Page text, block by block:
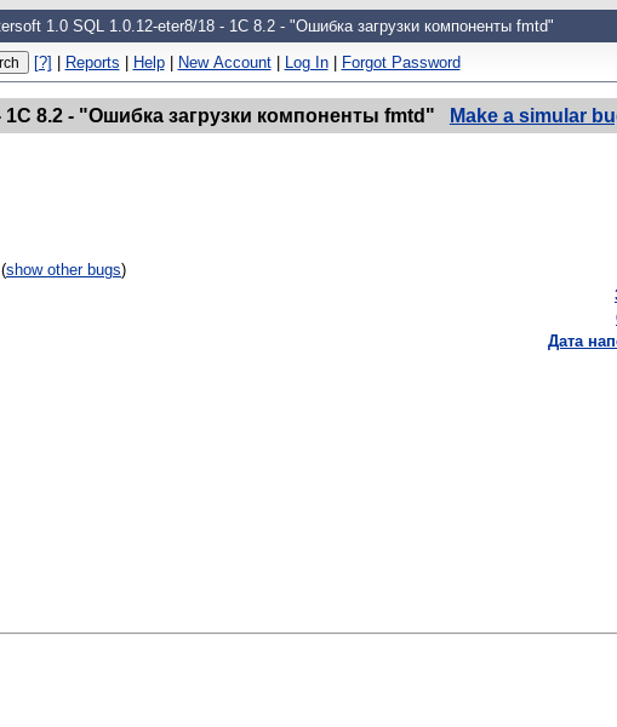
1.0 SQL 1.0.12-eter8/18 - 1С 8.2 - "Ошибка загрузки компоненты fmtd"
[?] | Reports | Help | New Account | Log In | Forgot Password
1С 8.2 - "Ошибка загрузки компоненты fmtd" Make a simular
show other bugs)
Дата